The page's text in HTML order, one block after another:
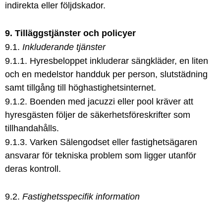
indirekta eller följdskador.
9. Tilläggstjänster och policyer
9.1. Inkluderande tjänster
9.1.1. Hyresbeloppet inkluderar sängkläder, en liten
och en medelstor handduk per person, slutstädning
samt tillgång till höghastighetsinternet.
9.1.2. Boenden med jacuzzi eller pool kräver att
hyresgästen följer de säkerhetsföreskrifter som
tillhandahålls.
9.1.3. Varken Sälengodset eller fastighetsägaren
ansvarar för tekniska problem som ligger utanför
deras kontroll.
9.2. Fastighetsspecifik information